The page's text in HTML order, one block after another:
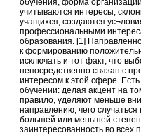
обучения, форма
учитываются интересы,
учащихся, создаются
профессиональными
образования. [1]
к формированию
исключать и тот факт, что
непосредственно связан с
интересом к этой сфере.
обучении: делая акцент на
правило, уделяют меньше
направлению, чего
большей или меньшей
заинтересованность во всех